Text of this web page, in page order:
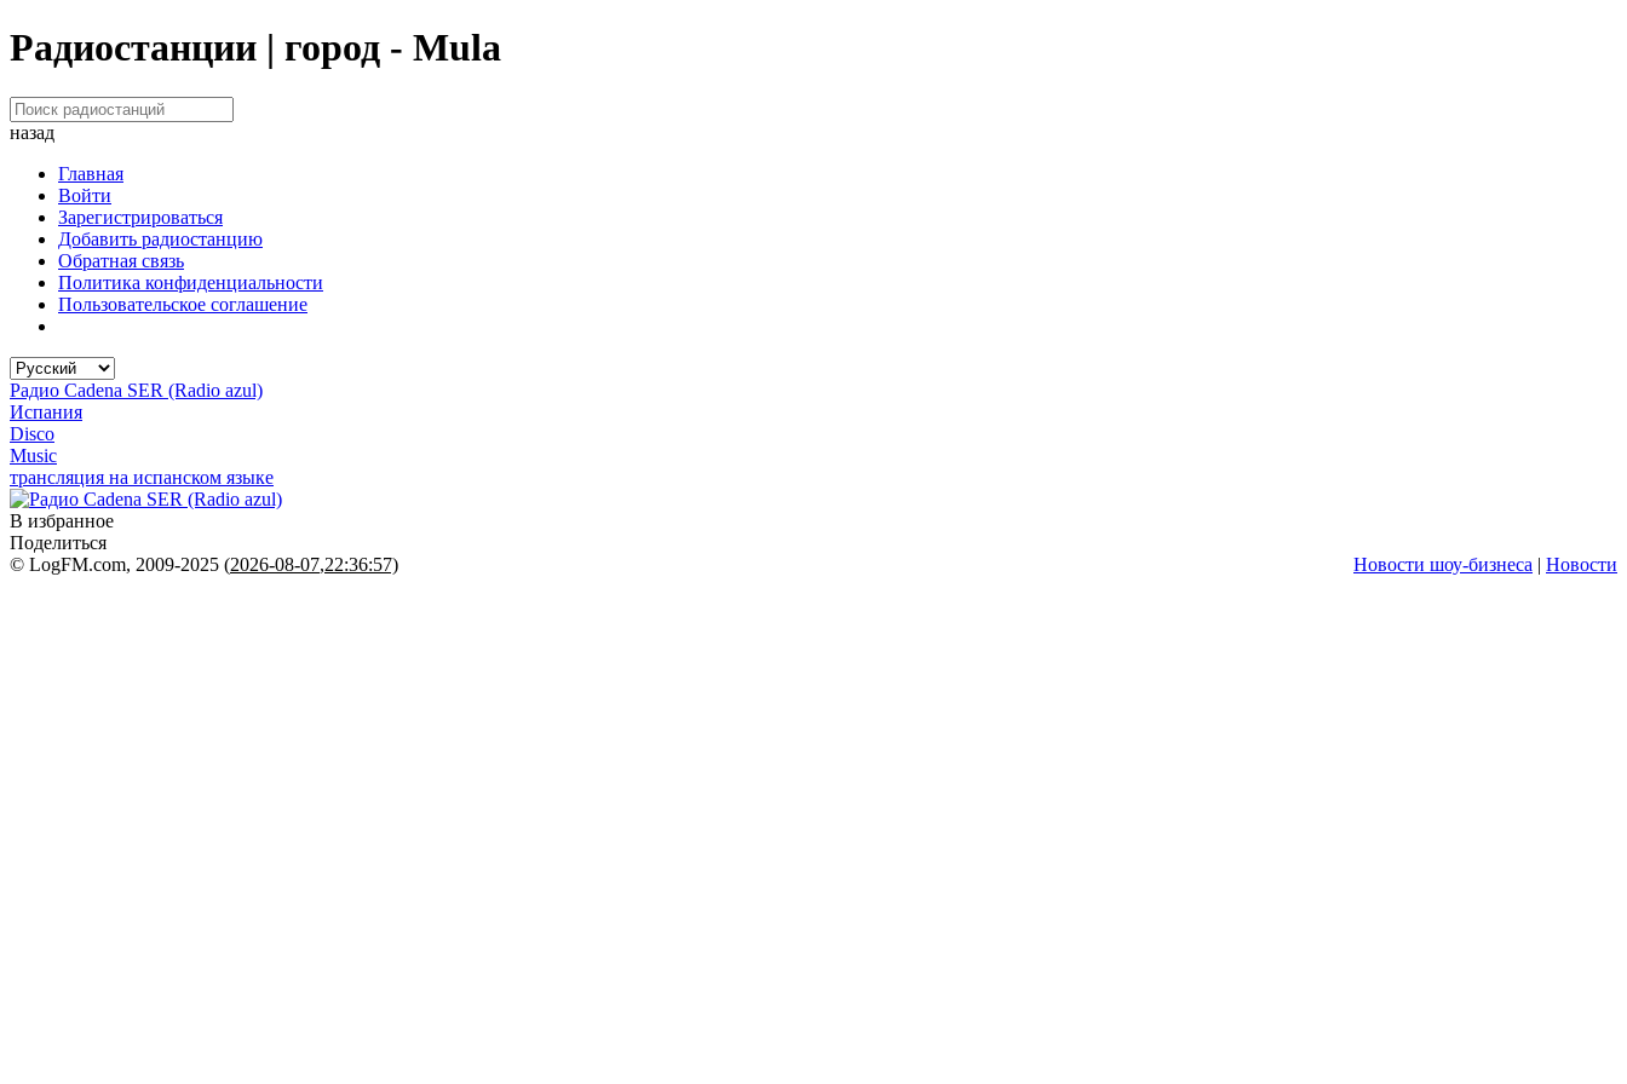
Радиостанции | город - Mula
назад
Главная
Войти
Зарегистрироваться
Добавить радиостанцию
Обратная связь
Политика конфиденциальности
Пользовательское соглашение
Радио Cadena SER (Radio azul)
Испания
Disco
Music
трансляция на испанском языке
В избранное
Поделиться
© LogFM.com, 2009-2025 (2026-08-07,22:36:57) Новости шоу-бизнеса | Новости